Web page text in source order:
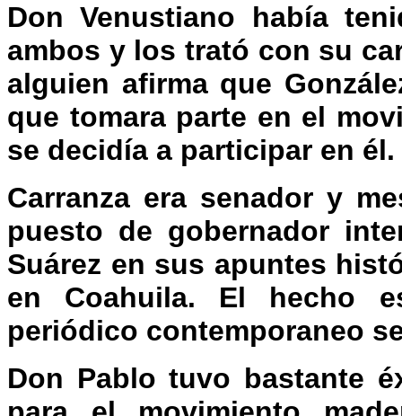
Don Venustiano había
ambos y los trató con su
alguien afirma que
que tomara parte en el
se decidía a participar en él.
Carranza era senador y
puesto de gobernador
Suárez en sus apuntes
en Coahuila. El hecho
periódico contemporaneo
Don Pablo tuvo bastante